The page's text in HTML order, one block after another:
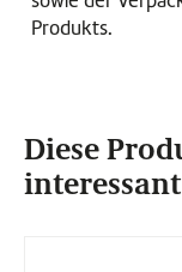
Produkts.
Diese